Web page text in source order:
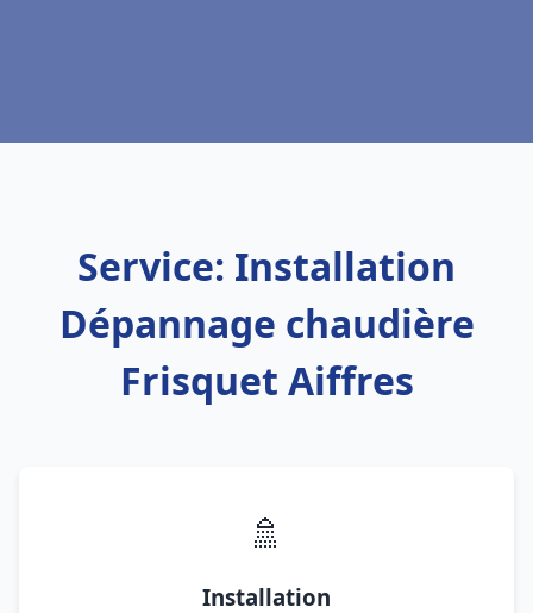
Service: Installation
Dépannage chaudière
Frisquet Aiffres
🚿
Installation